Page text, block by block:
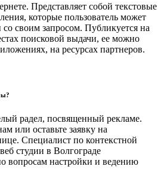
Представляет собой текстовые
которые пользователь может
со своим запросом. Публикуется на
поисковой выдачи, ее можно
на ресурсах партнеров.
радел, посвященный рекламе.
или оставьте заявку на
Специалист по контекстной
студии в Волгограде
вопросам настройки и ведению